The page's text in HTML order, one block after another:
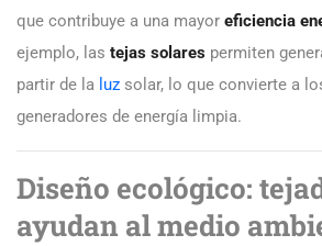
que contribuye a una mayor eficiencia
ejemplo, las tejas solares permiten
partir de la luz solar, lo que convierte a
generadores de energía limpia.
Diseño ecológico:
ayudan al medio